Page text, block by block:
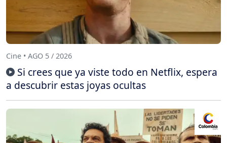
Cine • AGO 5 / 2026
Si crees que ya viste todo en Netflix, espera
a descubrir estas joyas ocultas